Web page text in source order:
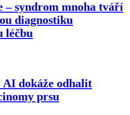
–⁠ syndrom mnoha tváří
diagnostiku
léčbu
AI dokáže odhalit
prsu